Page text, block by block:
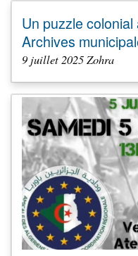
Un puzzle
Archives
9 juillet 2025 Zohra